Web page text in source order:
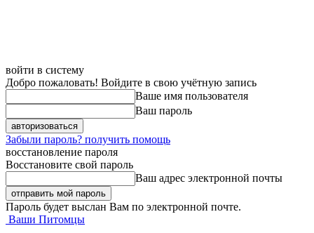
войти в систему
Добро пожаловать! Войдите в свою учётную запись
Ваше имя пользователя
Ваш пароль
Забыли пароль? получить помощь
восстановление пароля
Восстановите свой пароль
Ваш адрес электронной почты
Пароль будет выслан Вам по электронной почте.
Ваши Питомцы